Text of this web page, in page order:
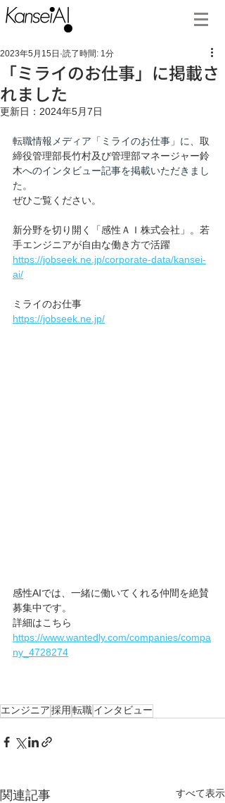
「ミライのお仕事」に掲載さ
れました
2023年5月15日 読了時間: 1分
更新日： 2024年5月7日
転職情報メディア「ミライのお仕事」に、 取
締役管理部長竹村及び管理部マネージャー鈴
木へのインタビュー記事を掲載いただきまし
た。
ぜひご覧ください。
新分野を切り開く「感性ＡＩ株式会社」。若
手エンジニアが自由な働き方で活躍
https://jobseek.ne.jp/corporate-data/kansei-
ai/
ミライのお仕事
https://jobseek.ne.jp/
感性AIでは、一緒に働いてくれる仲間を絶賛
募集中です。
詳細はこちら
https://www.wantedly.com/companies/compa
ny_4728274
エンジニア採用転職インタビュー
関連記事 すべて表示